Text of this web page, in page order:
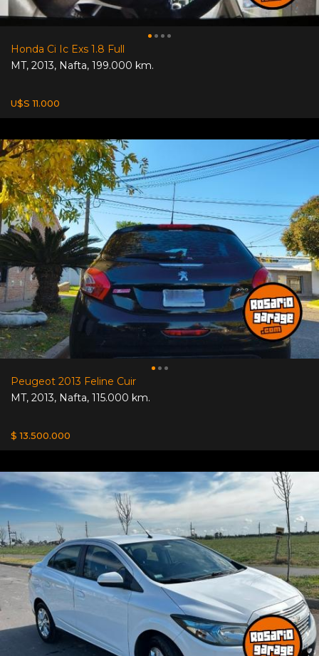
Honda Ci Ic Exs 1.8 Full
MT, 2013, Nafta, 199.000 km.
U$S 11.000
Peugeot 2013 Feline Cuir
MT, 2013, Nafta, 115.000 km.
$ 13.500.000